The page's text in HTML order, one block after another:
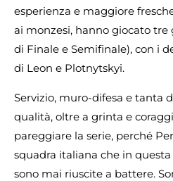
esperienza e maggiore
ai monzesi, hanno giocato
di Finale e Semifinale), con i
di Leon e Plotnytskyi.
Servizio, muro-difesa e tanta
qualità, oltre a grinta e
pareggiare la serie, perché
squadra italiana che in
sono mai riuscite a battere.